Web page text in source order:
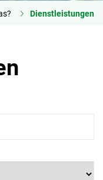
Dienstleistungen